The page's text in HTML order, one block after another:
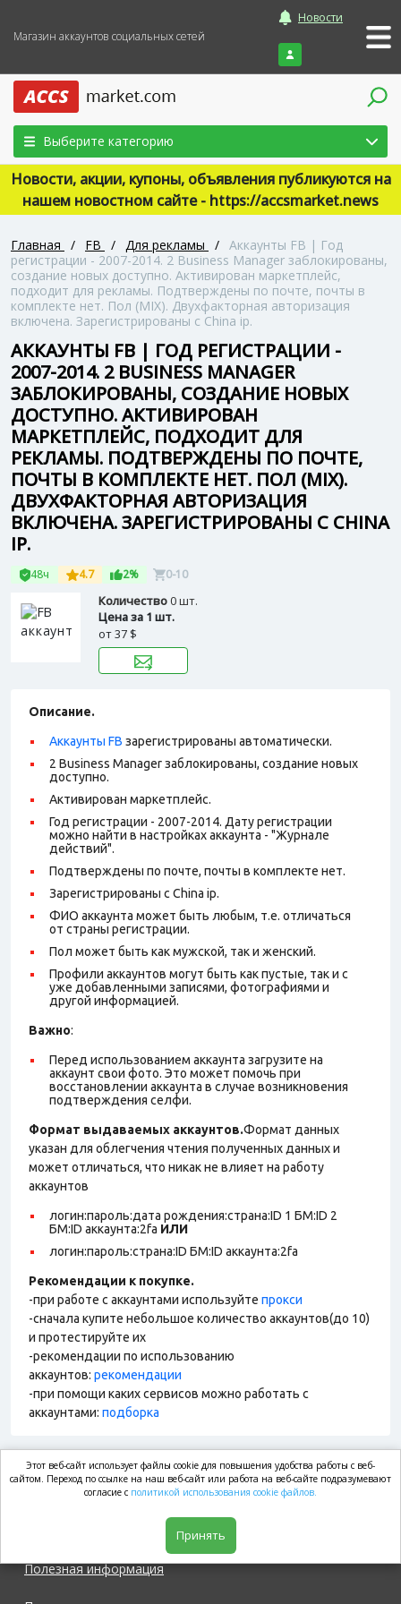
Магазин аккаунтов социальных сетей
Новости
Войти
Выберите категорию
Новости, акции, купоны, объявления публикуются на
нашем новостном сайте - https://accsmarket.news
Главная / FB / Для рекламы / Аккаунты FB | Год
регистрации - 2007-2014. 2 Business Manager заблокированы,
создание новых доступно. Активирован маркетплейс,
подходит для рекламы. Подтверждены по почте, почты в
комплекте нет. Пол (MIX). Двухфакторная авторизация
включена. Зарегистрированы с China ip.
АККАУНТЫ FB | ГОД РЕГИСТРАЦИИ -
2007-2014. 2 BUSINESS MANAGER
ЗАБЛОКИРОВАНЫ, СОЗДАНИЕ НОВЫХ
ДОСТУПНО. АКТИВИРОВАН
МАРКЕТПЛЕЙС, ПОДХОДИТ ДЛЯ
РЕКЛАМЫ. ПОДТВЕРЖДЕНЫ ПО ПОЧТЕ,
ПОЧТЫ В КОМПЛЕКТЕ НЕТ. ПОЛ (MIX).
ДВУХФАКТОРНАЯ АВТОРИЗАЦИЯ
ВКЛЮЧЕНА. ЗАРЕГИСТРИРОВАНЫ С CHINA
IP.
48ч 4.7 2% 0-10
Количество0 шт.
Цена за 1 шт.
от37 $
Описание.
Аккаунты FB зарегистрированы автоматически.
2 Business Manager заблокированы, создание новых
доступно.
Активирован маркетплейс.
Год регистрации - 2007-2014. Дату регистрации
можно найти в настройках аккаунта - "Журнале
действий".
Подтверждены по почте, почты в комплекте нет.
Зарегистрированы с China ip.
ФИО аккаунта может быть любым, т.е. отличаться
от страны регистрации.
Пол может быть как мужской, так и женский.
Профили аккаунтов могут быть как пустые, так и с
уже добавленными записями, фотографиями и
другой информацией.
Важно:
Перед использованием аккаунта загрузите на
аккаунт свои фото. Это может помочь при
восстановлении аккаунта в случае возникновения
подтверждения селфи.
Формат выдаваемых аккаунтов.Формат данных
указан для облегчения чтения полученных данных и
может отличаться, что никак не влияет на работу
аккаунтов
логин:пароль:дата рождения:страна:ID 1 БМ:ID 2
БМ:ID аккаунта:2fa ИЛИ
логин:пароль:страна:ID БМ:ID аккаунта:2fa
Рекомендации к покупке.
-при работе с аккаунтами используйте прокси
-сначала купите небольшое количество аккаунтов(до 10)
и протестируйте их
-рекомендации по использованию
аккаунтов: рекомендации
-при помощи каких сервисов можно работать с
аккаунтами: подборка
market.com
Полезная информация
Этот веб-сайт использует файлы cookie для повышения удобства работы с веб-
сайтом. Переход по ссылке на наш веб-сайт или работа на веб-сайте подразумевают
согласие с политикой использования cookie файлов.
Принять